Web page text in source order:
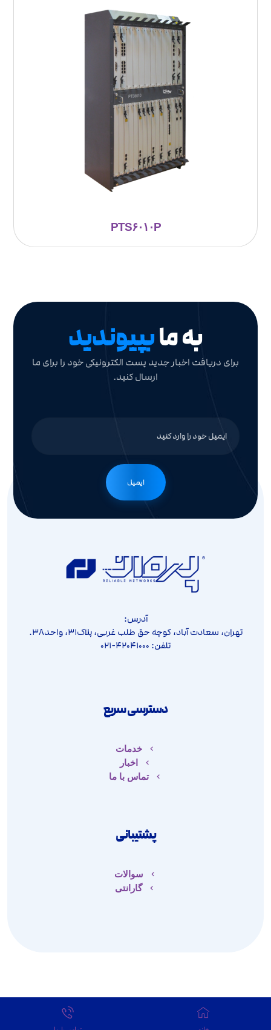
PTS۶۰۱۰P
به مابپیوندید
برای دریافت اخبار جدید پست الکترونیکی خود را برای ما
ارسال کنید.
ایمیل
آدرس:
تهران، سعادت آباد، کوچه حق طلب غربی، پلاک۳۱، واحد۳۸.
تلفن: ۴۲۰۴۱۰۰۰-۰۲۱
دسترسی سریع
خدمات
اخبار
تماس با ما
پشتیبانی
سوالات
گارانتی